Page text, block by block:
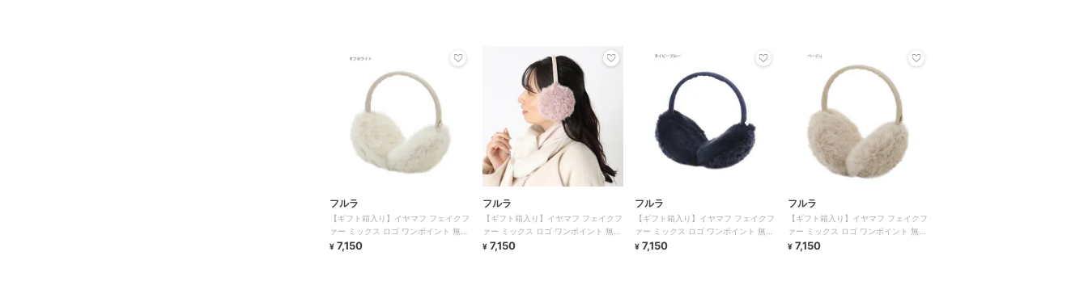
フルラ
【ギフト箱入り】イヤマフ フェイクフ
ァー ミックス ロゴ ワンポイント 無地
コンパクト
¥ 7,150
フルラ
【ギフト箱入り】イヤマフ フェイクフ
ァー ミックス ロゴ ワンポイント 無地
コンパクト
¥ 7,150
フルラ
【ギフト箱入り】イヤマフ フェイクフ
ァー ミックス ロゴ ワンポイント 無地
コンパクト
¥ 7,150
フルラ
【ギフト箱入り】イヤマフ フェイクフ
ァー ミックス ロゴ ワンポイント 無地
コンパクト
¥ 7,150